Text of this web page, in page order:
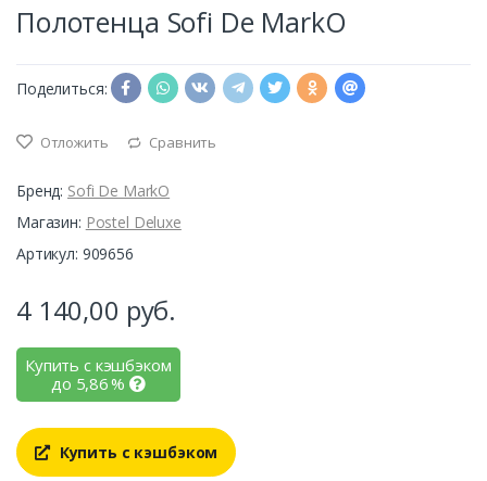
Полотенца Sofi De MarkO
Поделиться:
Отложить Сравнить
Бренд: Sofi De MarkO
Магазин: Postel Deluxe
Артикул: 909656
4 140,00 руб.
Купить с кэшбэком
до 5,86%
Купить с кэшбэком